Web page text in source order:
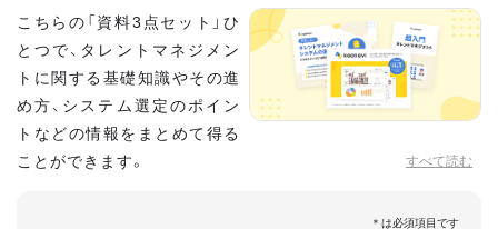
すべて読む
こちらの「資料3点セット」ひ
とつで、タレントマネジメン
トに関する基礎知識やその進
め方、システム選定のポイン
トなどの情報をまとめて得る
ことができます。